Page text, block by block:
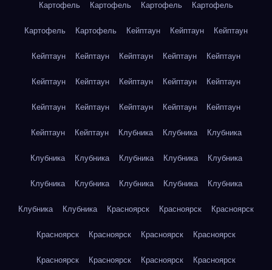
Картофель Картофель Картофель Картофель
Картофель Картофель Кейптаун Кейптаун Кейптаун
Кейптаун Кейптаун Кейптаун Кейптаун Кейптаун
Кейптаун Кейптаун Кейптаун Кейптаун Кейптаун
Кейптаун Кейптаун Кейптаун Кейптаун Кейптаун
Кейптаун Кейптаун Клубника Клубника Клубника
Клубника Клубника Клубника Клубника Клубника
Клубника Клубника Клубника Клубника Клубника
Клубника Клубника Красноярск Красноярск Красноярск
Красноярск Красноярск Красноярск Красноярск
Красноярск Красноярск Красноярск Красноярск